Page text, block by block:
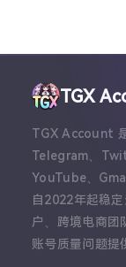
TGX
TGX Account
Telegram、
YouTube、
自2022年起稳
户、跨境电商团
账号质量问题提